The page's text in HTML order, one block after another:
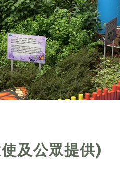
及公眾提供)